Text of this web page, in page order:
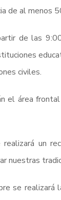
de al menos
de las
civiles.
el área
un
nuestras
se realizará